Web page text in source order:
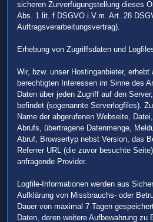
sicheren Zurverfügungstellung dieses
Abs. 1 lit. f DSGVO i.V.m. Art. 28
Auftragsverarbeitungsvertrag).
Erhebung von Zugriffsdaten und
Wir, bzw. unser Hostinganbieter, erhebt
berechtigten Interessen im Sinne des
Daten über jeden Zugriff auf den
befindet (sogenannte Serverlogfiles).
Name der abgerufenen Webseite,
Abrufs, übertragene Datenmenge,
Abruf, Browsertyp nebst Version, das
Referrer URL (die zuvor besuchte
anfragende Provider.
Logfile-Informationen werden aus
Aufklärung von Missbrauchs- oder
Dauer von maximal 7 Tagen
Daten, deren weitere Aufbewahrung zu